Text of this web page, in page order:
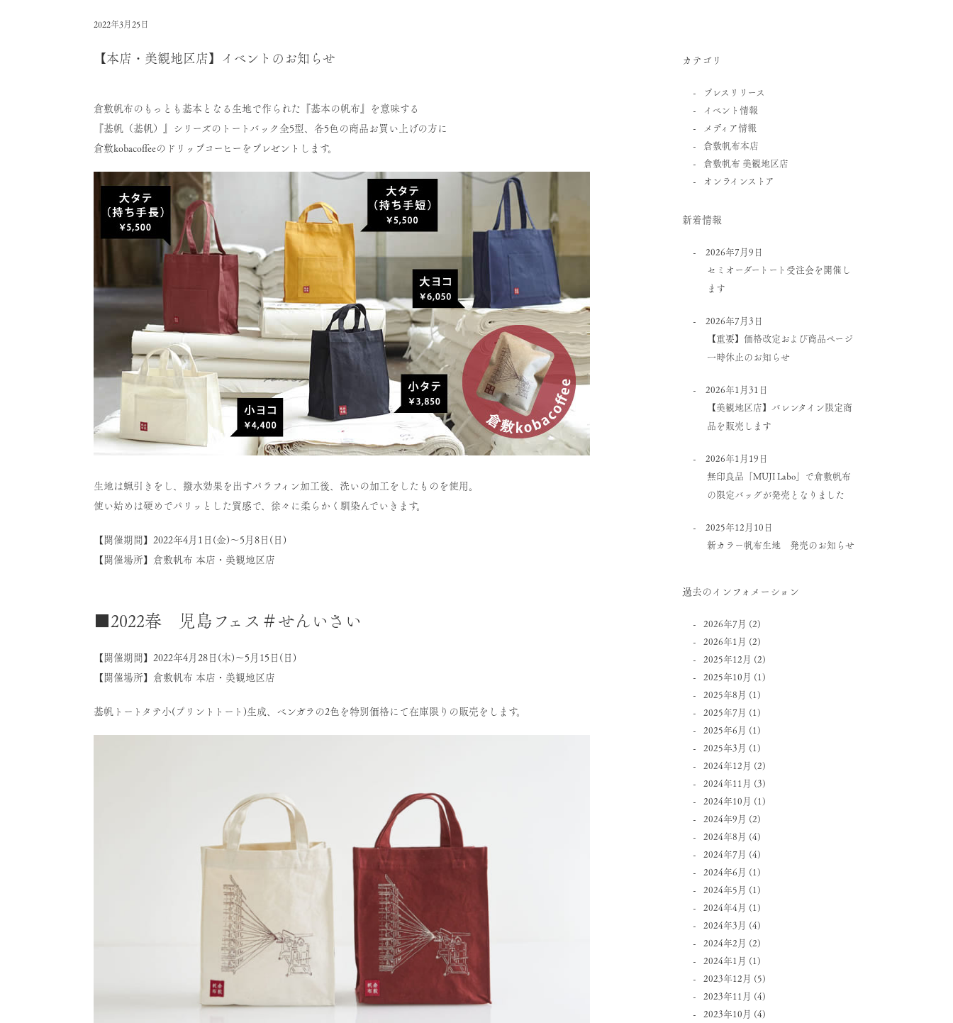
2022年3月25日
【本店・美観地区店】イベントのお知らせ
倉敷帆布のもっとも基本となる生地で作られた『基本の帆布』を意味する
『基帆（基帆）』シリーズのトートバック全5型、各5色の商品お買い上げの方に
倉敷kobacoffeeのドリップコーヒーをプレゼントします。
生地は蝋引きをし、撥水効果を出すパラフィン加工後、洗いの加工をしたものを使用。
使い始めは硬めでパリッとした質感で、徐々に柔らかく馴染んでいきます。
【開催期間】2022年4月1日(金)～5月8日(日)
【開催場所】倉敷帆布 本店・美観地区店
■2022春 児島フェス＃せんいさい
【開催期間】2022年4月28日(木)～5月15日(日)
【開催場所】倉敷帆布 本店・美観地区店
基帆トートタテ小(プリントトート)生成、ベンガラの2色を特別価格にて在庫限りの販売をします。
カテゴリ
プレスリリース
イベント情報
メディア情報
倉敷帆布本店
倉敷帆布 美観地区店
オンラインストア
新着情報
2026年7月9日
セミオーダートート受注会を開催し
ます
2026年7月3日
【重要】価格改定および商品ページ
一時休止のお知らせ
2026年1月31日
【美観地区店】バレンタイン限定商
品を販売します
2026年1月19日
無印良品「MUJI Labo」で倉敷帆布
の限定バッグが発売となりました
2025年12月10日
新カラー帆布生地 発売のお知らせ
過去のインフォメーション
2026年7月 (2)
2026年1月 (2)
2025年12月 (2)
2025年10月 (1)
2025年8月 (1)
2025年7月 (1)
2025年6月 (1)
2025年3月 (1)
2024年12月 (2)
2024年11月 (3)
2024年10月 (1)
2024年9月 (2)
2024年8月 (4)
2024年7月 (4)
2024年6月 (1)
2024年5月 (1)
2024年4月 (1)
2024年3月 (4)
2024年2月 (2)
2024年1月 (1)
2023年12月 (5)
2023年11月 (4)
2023年10月 (4)